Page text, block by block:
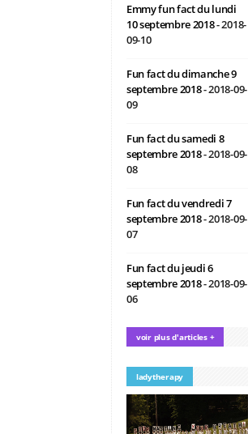
Emmy fun fact du lundi
10 septembre 2018- 2018-
09-10
Fun fact du dimanche 9
septembre 2018- 2018-09-
09
Fun fact du samedi 8
septembre 2018- 2018-09-
08
Fun fact du vendredi 7
septembre 2018- 2018-09-
07
Fun fact du jeudi 6
septembre 2018- 2018-09-
06
voir plus d'articles +
ladytherapy